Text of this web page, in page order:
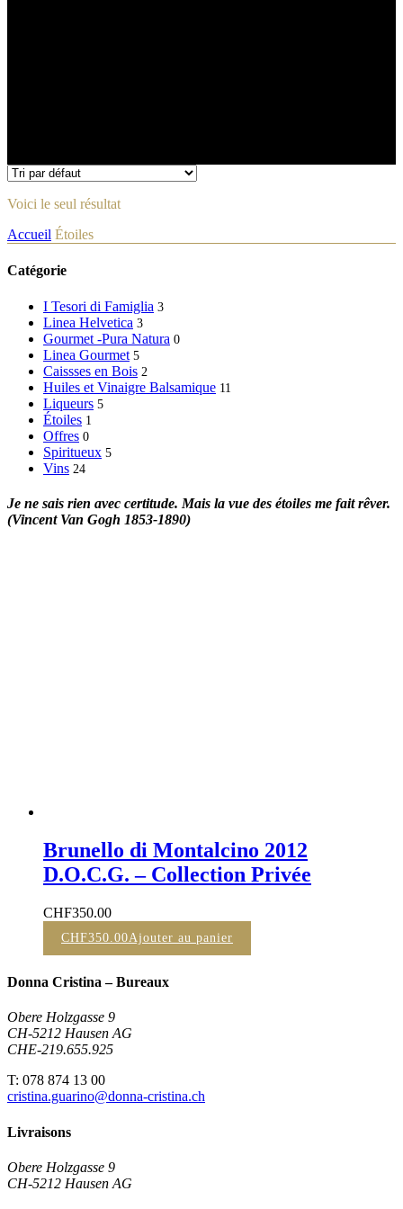
Voici le seul résultat
Accueil Étoiles
Catégorie
I Tesori di Famiglia 3
Linea Helvetica 3
Gourmet -Pura Natura 0
Linea Gourmet 5
Caissses en Bois 2
Huiles et Vinaigre Balsamique 11
Liqueurs 5
Étoiles 1
Offres 0
Spiritueux 5
Vins 24
Je ne sais rien avec certitude. Mais la vue des étoiles me fait rêver.
(Vincent Van Gogh 1853-1890)
Brunello di Montalcino 2012
D.O.C.G. – Collection Privée
CHF350.00
CHF350.00Ajouter au panier
Donna Cristina – Bureaux
Obere Holzgasse 9
CH-5212 Hausen AG
CHE-219.655.925
T: 078 874 13 00
cristina.guarino@donna-cristina.ch
Livraisons
Obere Holzgasse 9
CH-5212 Hausen AG